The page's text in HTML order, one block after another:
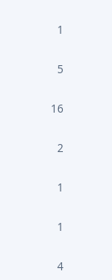
1
5
16
2
1
1
4